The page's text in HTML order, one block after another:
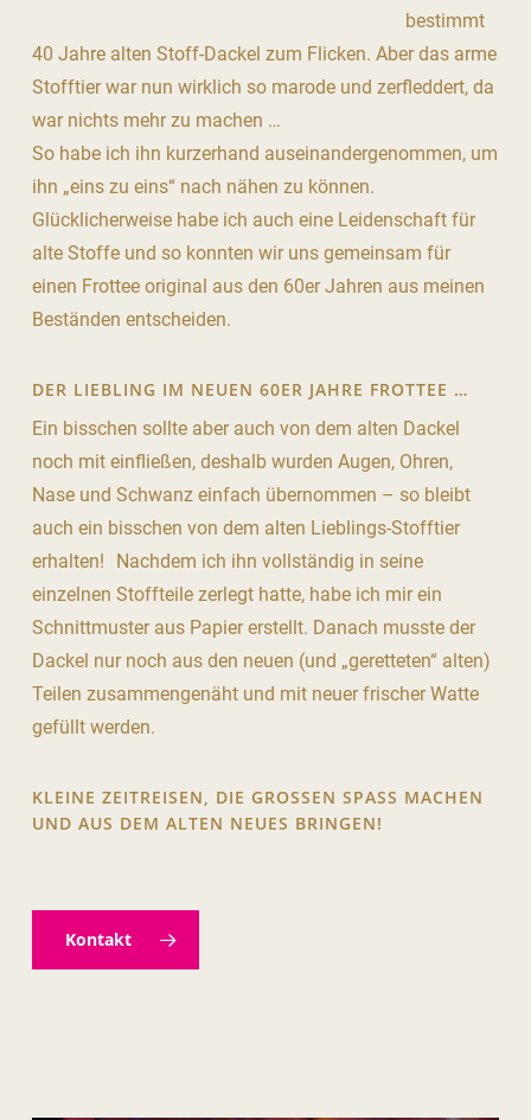
bestimmt
40 Jahre alten Stoff-Dackel zum Flicken. Aber das arme
Stofftier war nun wirklich so marode und zerfleddert, da
war nichts mehr zu machen …
So habe ich ihn kurzerhand auseinander­genommen, um
ihn „eins zu eins“ nach nähen zu können.
Glücklicherweise habe ich auch eine Leidenschaft für
alte Stoffe und so konnten wir uns gemeinsam für
einen Frottee original aus den 60er Jahren aus meinen
Beständen entscheiden.
DER LIEBLING IM NEUEN 60ER JAHRE FROTTEE …
Ein bisschen sollte aber auch von dem alten Dackel
noch mit einfließen, deshalb wurden Augen, Ohren,
Nase und Schwanz einfach übernommen – so bleibt
auch ein bisschen von dem alten Lieblings-Stofftier
erhalten! Nachdem ich ihn vollständig in seine
einzelnen Stoffteile zerlegt hatte, habe ich mir ein
Schnittmuster aus Papier erstellt. Danach musste der
Dackel nur noch aus den neuen (und „geretteten“ alten)
Teilen zusammengenäht und mit neuer frischer Watte
gefüllt werden.
KLEINE ZEITREISEN, DIE GROSSEN SPASS MACHEN UN
D AUS DEM ALTEN NEUES BRINGEN!
Kontakt